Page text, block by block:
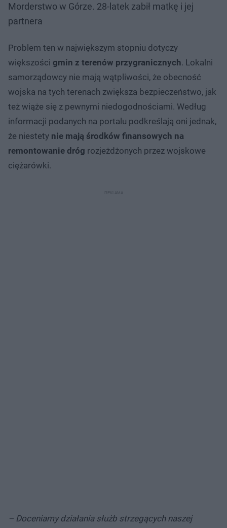
Morderstwo w Górze. 28-latek zabił matkę i jej
partnera
Problem ten w największym stopniu dotyczy
większości gmin z terenów przygranicznych. Lokalni
samorządowcy nie mają wątpliwości, że obecność
wojska na tych terenach zwiększa bezpieczeństwo, jak
też wiąże się z pewnymi niedogodnościami. Według
informacji podanych na portalu podkreślają oni jednak,
że niestety nie mają środków finansowych na
remontowanie dróg rozjeżdżonych przez wojskowe
ciężarówki.
– Doceniamy działania służb strzegących naszej